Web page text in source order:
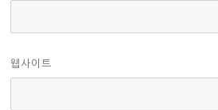
웹사이트